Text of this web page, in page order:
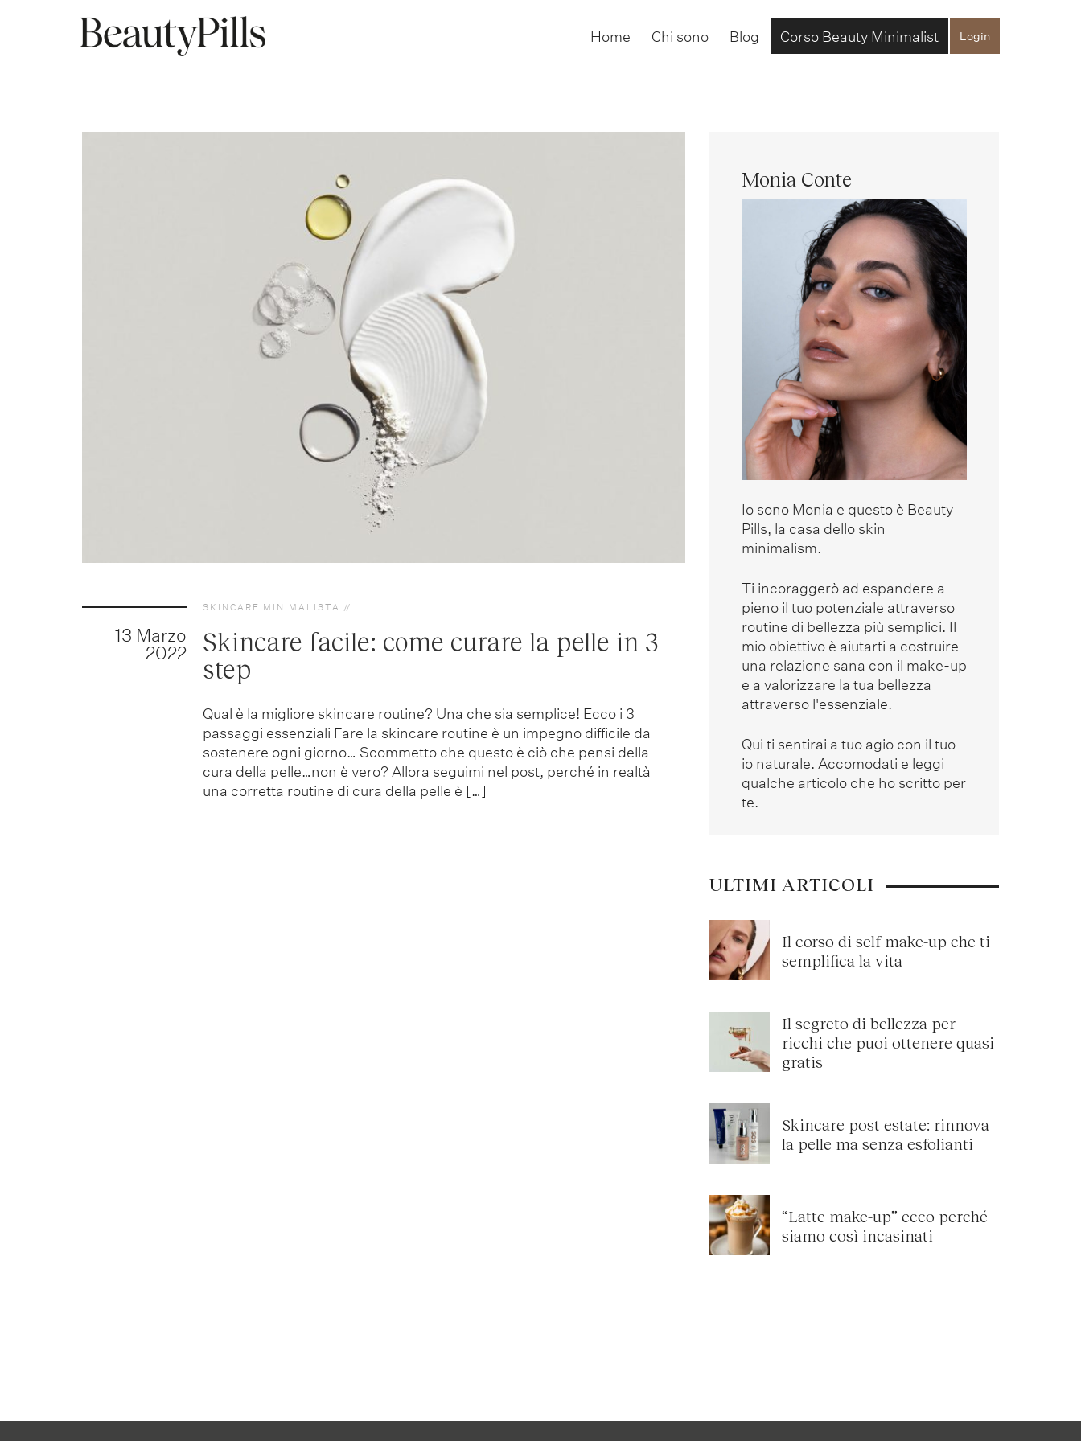
Login
Home Chi sono Blog Corso Beauty Minimalist
13 Marzo
2022
SKINCARE MINIMALISTA
Skincare facile: come curare la pelle in 3
step
Qual è la migliore skincare routine? Una che sia semplice! Ecco i 3
passaggi essenziali Fare la skincare routine è un impegno difficile da
sostenere ogni giorno… Scommetto che questo è ciò che pensi della
cura della pelle…non è vero? Allora seguimi nel post, perché in realtà
una corretta routine di cura della pelle è […]
Monia Conte
Io sono Monia e questo è Beauty
Pills, la casa dello skin
minimalism.
Ti incoraggerò ad espandere a
pieno il tuo potenziale attraverso
routine di bellezza più semplici. Il
mio obiettivo è aiutarti a costruire
una relazione sana con il make-up
e a valorizzare la tua bellezza
attraverso l'essenziale.
Qui ti sentirai a tuo agio con il tuo
io naturale. Accomodati e leggi
qualche articolo che ho scritto per
te.
ULTIMI ARTICOLI
Il corso di self make-up che ti
semplifica la vita
Il segreto di bellezza per
ricchi che puoi ottenere quasi
gratis
Skincare post estate: rinnova
la pelle ma senza esfolianti
“Latte make-up” ecco perché
siamo così incasinati